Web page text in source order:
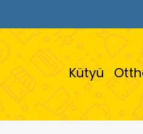
Kütyü